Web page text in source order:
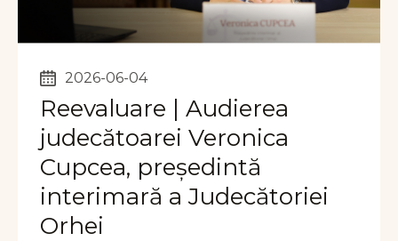
2026-06-04
Reevaluare | Audierea
judecătoarei Veronica
Cupcea, președintă
interimară a Judecătoriei
Orhei